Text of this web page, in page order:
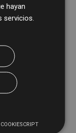
Formatos:
Salamanca
de la Lonja de
2005 hasta la
hayan
servicios.